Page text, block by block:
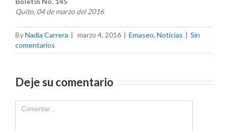
Quito, 04 de marzo del 2016
ByNadia Carrera | marzo 4, 2016 | Emaseo, Noticias | Sin
comentarios
Deje su comentario
Comment